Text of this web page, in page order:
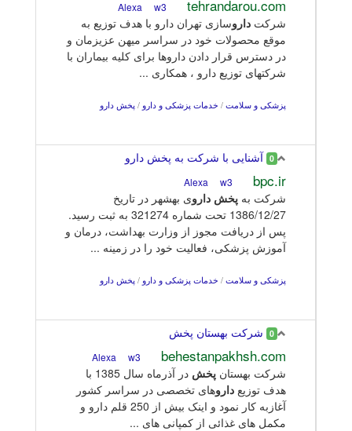
tehrandarou.com
w3
شرکت داروسازی تهران دارو با هدف توزیع به
موقع محصولات خود در سراسر میهن عزیزمان و
در دسترس قرار دادن داروها برای کلیه بیماران با
شرکتهای توزیع دارو ، همکاری ...
پزشکی و سلامت / خدمات پزشکی و دارو / پخش دارو
0 آشنایی با شرکت به پخش دارو
bpc.ir
w3
شرکت به پخش داروی بهشهر در تاریخ
1386/12/27 تحت شماره 321274 به ثبت رسید.
پس از دریافت مجوز از وزارت بهداشت، درمان و
آموزش پزشکی، فعالیت خود را در زمینه ...
پزشکی و سلامت / خدمات پزشکی و دارو / پخش دارو
0 شرکت بهستان پخش
behestanpakhsh.com
w3
شرکت بهستان پخش
در آذرماه سال 1385 با
هدف توزیع داروهای تخصصی در سراسر کشور
آغازبه کار نمود و اینک بیش از 250 قلم دارو و
مکمل های غذائی از کمپانی های ...